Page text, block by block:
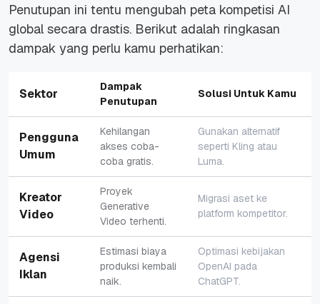
Penutupan ini tentu mengubah peta kompetisi AI
global secara drastis. Berikut adalah ringkasan
dampak yang perlu kamu perhatikan:
Sektor
Dampak
Penutupan
Solusi Untuk Kamu
Pengguna
Umum
Kehilangan
akses coba-
coba gratis.
Gunakan alternatif
seperti Kling atau
Luma.
Kreator
Video
Proyek
Generative
Video terhenti.
Migrasi aset ke
platform kompetitor.
Agensi
Iklan
Estimasi biaya
produksi kembali
naik.
Optimasi kebijakan
OpenAI pada
ChatGPT.